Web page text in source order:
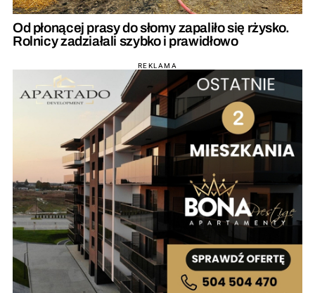
Od płonącej prasy do słomy zapaliło się rżysko.
Rolnicy zadziałali szybko i prawidłowo
REKLAMA